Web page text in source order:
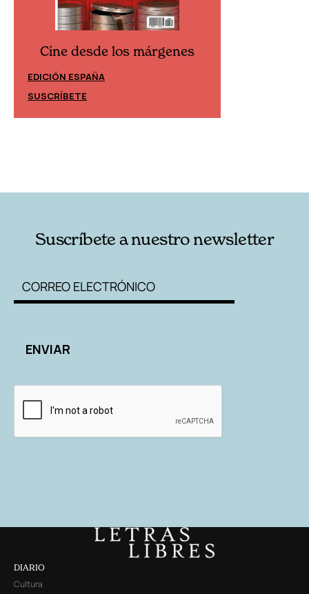
Cine desde los márgenes
EDICIÓN ESPAÑA
SUSCRÍBETE
Suscríbete a nuestro newsletter
DIARIO
Cultura